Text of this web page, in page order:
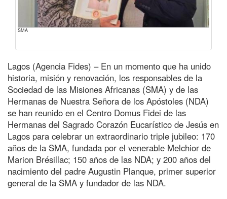
SMA
Lagos (Agencia Fides) – En un momento que ha unido
historia, misión y renovación, los responsables de la
Sociedad de las Misiones Africanas (SMA) y de las
Hermanas de Nuestra Señora de los Apóstoles (NDA)
se han reunido en el Centro Domus Fidei de las
Hermanas del Sagrado Corazón Eucarístico de Jesús en
Lagos para celebrar un extraordinario triple jubileo: 170
años de la SMA, fundada por el venerable Melchior de
Marion Brésillac; 150 años de las NDA; y 200 años del
nacimiento del padre Augustin Planque, primer superior
general de la SMA y fundador de las NDA.